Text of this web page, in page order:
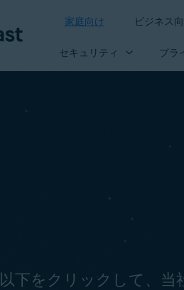
家庭向け ビジネス
セキュリティ プラ
以下をクリックして、当